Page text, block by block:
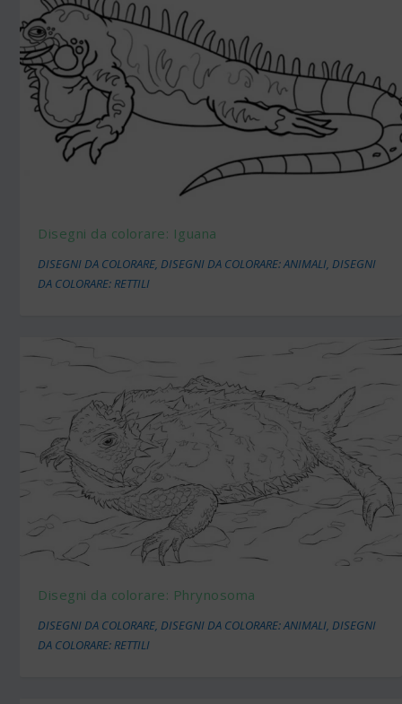
Disegni da colorare: Iguana
DISEGNI DA COLORARE,DISEGNI DA COLORARE: ANIMALI,DISEGNI
DA COLORARE: RETTILI
Disegni da colorare: Phrynosoma
DISEGNI DA COLORARE,DISEGNI DA COLORARE: ANIMALI,DISEGNI
DA COLORARE: RETTILI